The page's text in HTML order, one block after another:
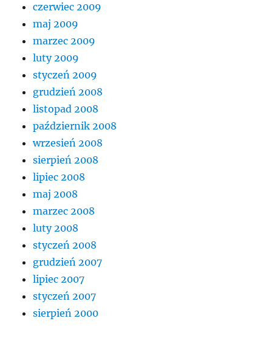
czerwiec 2009
maj 2009
marzec 2009
luty 2009
styczeń 2009
grudzień 2008
listopad 2008
październik 2008
wrzesień 2008
sierpień 2008
lipiec 2008
maj 2008
marzec 2008
luty 2008
styczeń 2008
grudzień 2007
lipiec 2007
styczeń 2007
sierpień 2000